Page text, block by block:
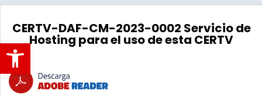
Abrir barra de herramientas
CERTV-DAF-CM-2023-0002 Servicio de
Hosting para el uso de esta CERTV